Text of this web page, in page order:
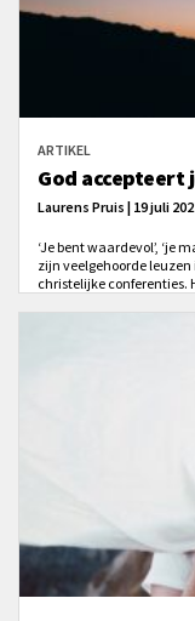
ARTIKEL
God accepteert
Laurens Pruis | 19 juli
‘Je bent waardevol’, ‘je
zijn veelgehoorde
christelijke conferenties.